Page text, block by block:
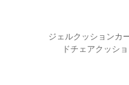
ジェルクッションカ
ドチェアクッシ